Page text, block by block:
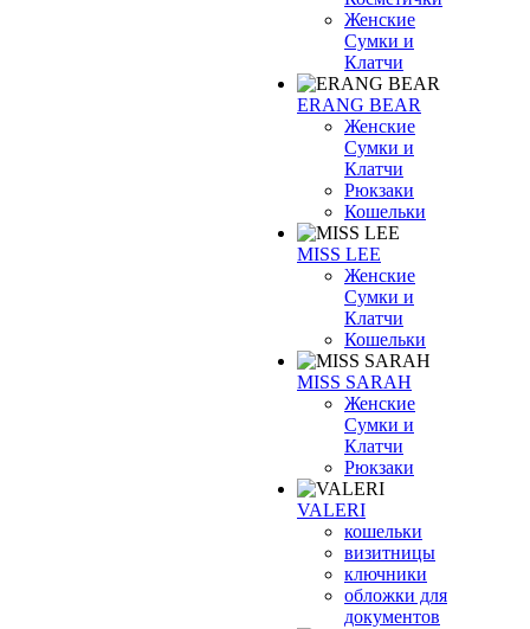
Женские
Сумки и
Клатчи
ERANG BEAR
Женские
Сумки и
Клатчи
Рюкзаки
Кошельки
MISS LEE
Женские
Сумки и
Клатчи
Кошельки
MISS SARAH
Женские
Сумки и
Клатчи
Рюкзаки
VALERI
кошельки
визитницы
ключники
обложки для
документов